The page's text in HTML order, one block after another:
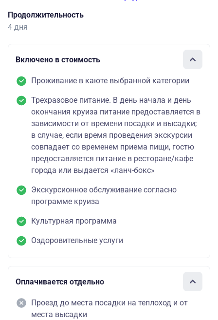
Продолжительность
4 дня
Включено в стоимость
Проживание в каюте выбранной категории
Трехразовое питание. В день начала и день
окончания круиза питание предоставляется в
зависимости от времени посадки и высадки;
в случае, если время проведения экскурсии
совпадает со временем приема пищи, гостю
предоставляется питание в ресторане/кафе
города или выдается «ланч-бокс»
Экскурсионное обслуживание согласно
программе круиза
Культурная программа
Оздоровительные услуги
Оплачивается отдельно
Проезд до места посадки на теплоход и от
места высадки